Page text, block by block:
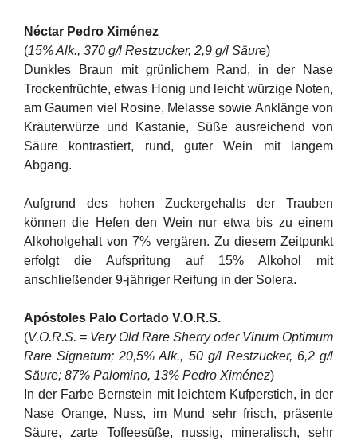
Néctar Pedro Ximénez
(15% Alk., 370 g/l Restzucker, 2,9 g/l Säure)
Dunkles Braun mit grünlichem Rand, in der Nase
Trockenfrüchte, etwas Honig und leicht würzige Noten,
am Gaumen viel Rosine, Melasse sowie Anklänge von
Kräuterwürze und Kastanie, Süße ausreichend von
Säure kontrastiert, rund, guter Wein mit langem
Abgang.
Aufgrund des hohen Zuckergehalts der Trauben
können die Hefen den Wein nur etwa bis zu einem
Alkoholgehalt von 7% vergären. Zu diesem Zeitpunkt
erfolgt die Aufspritung auf 15% Alkohol mit
anschließender 9-jähriger Reifung in der Solera.
Apóstoles Palo Cortado V.O.R.S.
(V.O.R.S. = Very Old Rare Sherry oder Vinum Optimum
Rare Signatum; 20,5% Alk., 50 g/l Restzucker, 6,2 g/l
Säure; 87% Palomino, 13% Pedro Ximénez)
In der Farbe Bernstein mit leichtem Kufperstich, in der
Nase Orange, Nuss, im Mund sehr frisch, präsente
Säure, zarte Toffeesüße, nussig, mineralisch, sehr